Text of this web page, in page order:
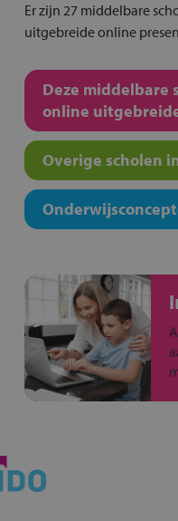
Er zijn 27 middelbare
uitgebreide online
Deze middelbare
online
Overige scholen